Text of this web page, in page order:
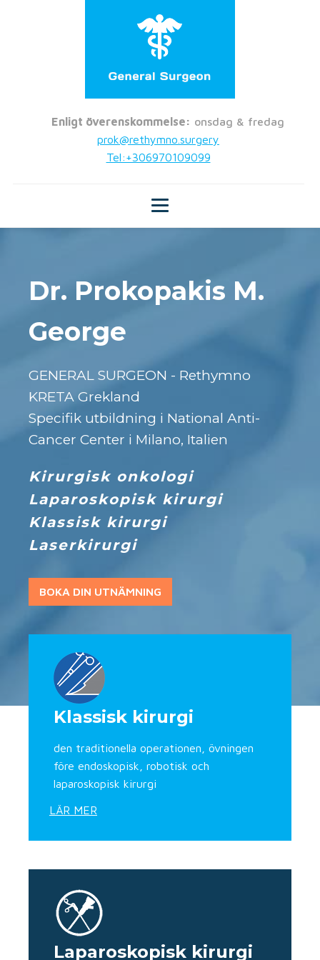
Enligt överenskommelse: onsdag & fredag
prok@rethymno.surgery
Tel:+306970109099
Dr. Prokopakis M.
George
GENERAL SURGEON - Rethymno
KRETA Grekland
Specifik utbildning i National Anti-
Cancer Center i Milano, Italien
Kirurgisk onkologi
Laparoskopisk kirurgi
Klassisk kirurgi
Laserkirurgi
BOKA DIN UTNÄMNING
Klassisk kirurgi
den traditionella operationen, övningen
före endoskopisk, robotisk och
laparoskopisk kirurgi
LÄR MER
Laparoskopisk kirurgi